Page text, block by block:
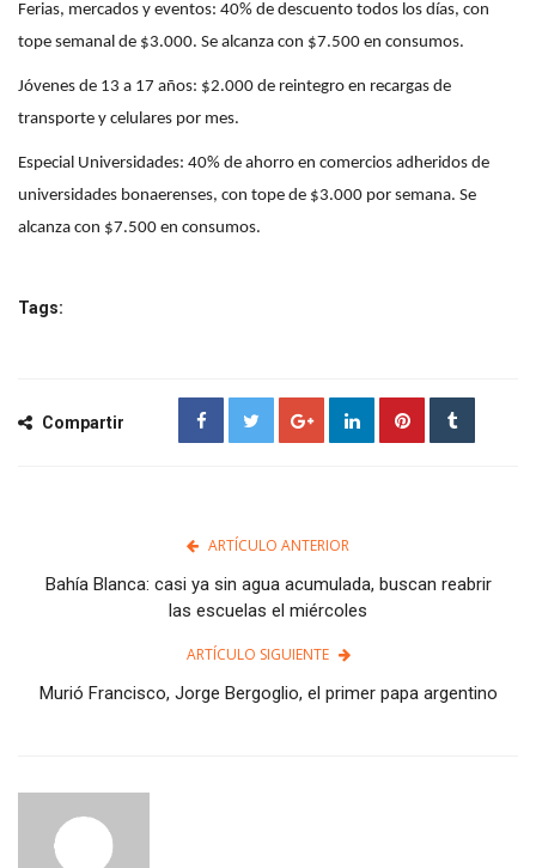
Ferias, mercados y eventos: 40% de descuento todos los días, con
tope semanal de $3.000. Se alcanza con $7.500 en consumos.
Jóvenes de 13 a 17 años: $2.000 de reintegro en recargas de
transporte y celulares por mes.
Especial Universidades: 40% de ahorro en comercios adheridos de
universidades bonaerenses, con tope de $3.000 por semana. Se
alcanza con $7.500 en consumos.
Tags:
Compartir
ARTÍCULO ANTERIOR
Bahía Blanca: casi ya sin agua acumulada, buscan reabrir
las escuelas el miércoles
ARTÍCULO SIGUIENTE
Murió Francisco, Jorge Bergoglio, el primer papa argentino